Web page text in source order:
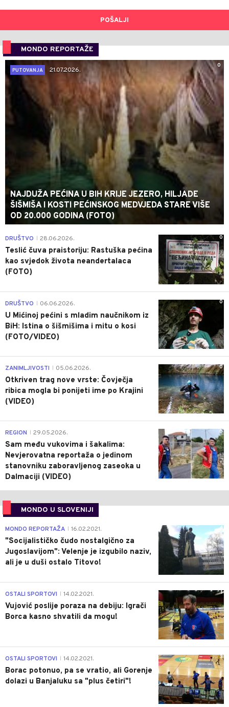
POŠALJI
MONDO REPORTAŽE
0
PUTOVANJA
21.07.2026.
NAJDUŽA PEĆINA U BIH KRIJE JEZERO, HILJADE
ŠIŠMIŠA I KOSTI PEĆINSKOG MEDVJEDA STARE VIŠE
OD 20.000 GODINA (FOTO)
0
DRUŠTVO 28.06.2026.
Teslić čuva praistoriju: Rastuška pećina
kao svjedok života neandertalaca
(FOTO)
0
DRUŠTVO 06.06.2026.
U Mićinoj pećini s mladim naučnikom iz
BiH: Istina o šišmišima i mitu o kosi
(FOTO/VIDEO)
0
ZANIMLJIVOSTI 05.06.2026.
Otkriven trag nove vrste: Čovječja
ribica mogla bi ponijeti ime po Krajini
(VIDEO)
0
REGION 29.05.2026.
Sam među vukovima i šakalima:
Nevjerovatna reportaža o jedinom
stanovniku zaboravljenog zaseoka u
Dalmaciji (VIDEO)
MONDO U SLOVENIJI
4
MONDO REPORTAŽA 16.02.2021.
"Socijalističko čudo nostalgično za
Jugoslavijom": Velenje je izgubilo naziv,
ali je u duši ostalo Titovo!
1
OSTALI SPORTOVI 14.02.2021.
Vujović poslije poraza na debiju: Igrači
Borca kasno shvatili da mogu!
3
OSTALI SPORTOVI 14.02.2021.
Borac potonuo, pa se vratio, ali Gorenje
dolazi u Banjaluku sa "plus četiri"!